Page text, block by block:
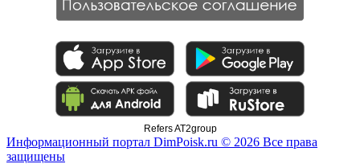
Refers AT2group
Информационный портал DimPoisk.ru © 2026 Все права
защищены